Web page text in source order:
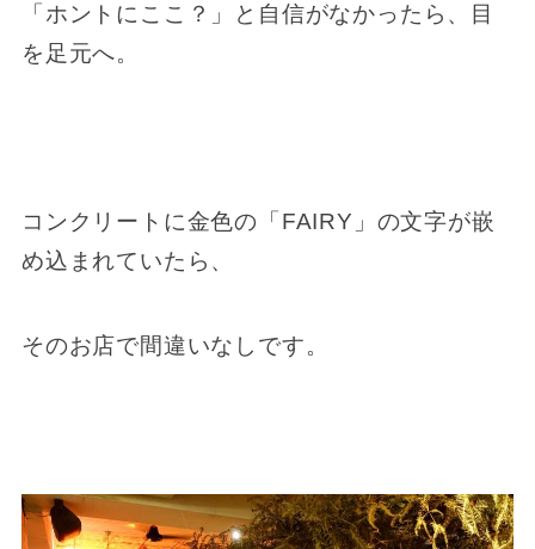
「ホントにここ？」と自信がなかったら、目
を足元へ。
コンクリートに金色の「FAIRY」の文字が嵌
め込まれていたら、
そのお店で間違いなしです。